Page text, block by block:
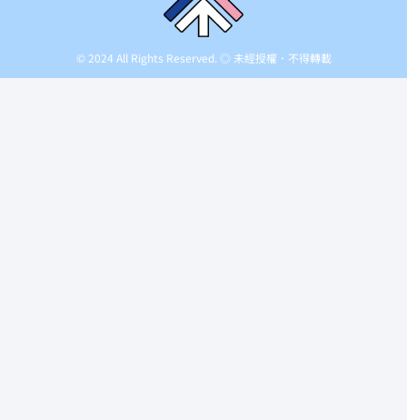
© 2024 All Rights Reserved. ◎ 未經授權．不得轉載